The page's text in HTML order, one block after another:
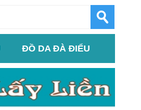
ĐỒ DA ĐÀ ĐIỂU